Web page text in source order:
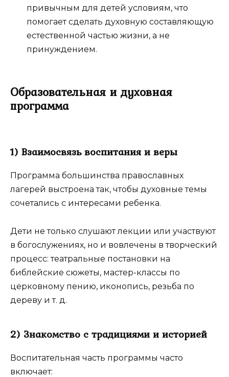
привычным для детей условиям, что
помогает сделать духовную составляющую
естественной частью жизни, а не
принуждением.
Образовательная и духовная
программа
1) Взаимосвязь воспитания и веры
Программа большинства православных
лагерей выстроена так, чтобы духовные темы
сочетались с интересами ребенка.
Дети не только слушают лекции или участвуют
в богослужениях, но и вовлечены в творческий
процесс: театральные постановки на
библейские сюжеты, мастер-классы по
церковному пению, иконопись, резьба по
дереву и т. д.
2) Знакомство с традициями и историей
Воспитательная часть программы часто
включает: